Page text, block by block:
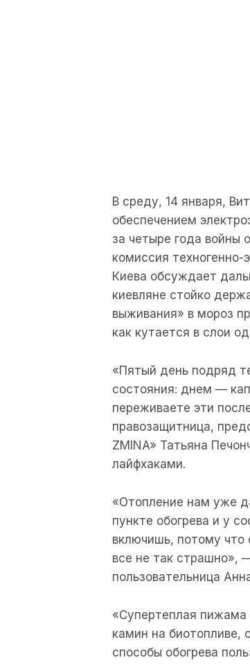
В среду, 14 января,
обеспечением
за четыре года войны
комиссия техногенно-
Киева обсуждает
киевляне стойко
выживания» в мороз
как кутается в слои
«Пятый день подряд
состояния: днем —
переживаете эти
правозащитница,
ZMINA» Татьяна
лайфхаками.
«Отопление нам уже
пункте обогрева и у
включишь, потому что
все не так страшно»,
пользовательница
«Супертеплая пижама
камин на биотопливе,
способы обогрева